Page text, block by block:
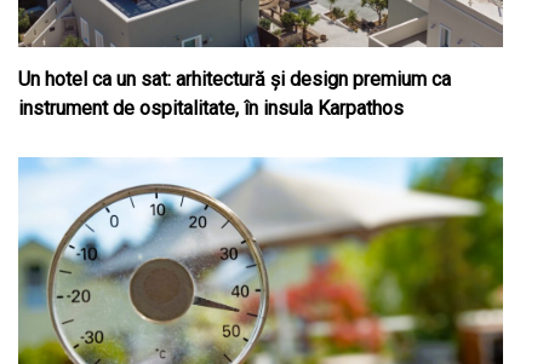
Un hotel ca un sat: arhitectură și design premium ca
instrument de ospitalitate, în insula Karpathos